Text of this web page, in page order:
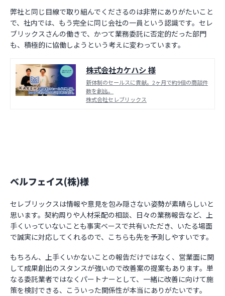
弊社と同じ目線で取り組んでくださるのは非常にありがたいこと
で、社内では、もう完全に同じ会社の一員という認識です。セレ
ブリックスさんの働きで、かつて業務委託に否定的だった部門
も、積極的に協働しようという考えに変わっています。
株式会社カケハシ 様
新体制のセールスに貢献。2ヶ月で約9倍の商談件
数を創出。
株式会社セレブリックス
ベルフェイス(株)様
セレブリックスは情報や意見を包み隠さない姿勢が素晴らしいと
思います。契約周りや人材采配の相談、日々の業務報告など、上
手くいっていないことも事実ベースで共有いただき、いたる場面
で誠実に対応してくれるので、こちらも先を予測しやすいです。
もちろん、上手くいかないことの報告だけではなく、営業面に関
して成果創出のスタンスが強いので改善案の提案もあります。単
なる委託業者ではなくパートナーとして、一緒に改善に向けて施
策を検討できる、こういった関係性が本当にありがたいです。